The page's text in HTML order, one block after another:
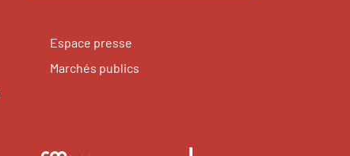
Espace presse
Marchés publics